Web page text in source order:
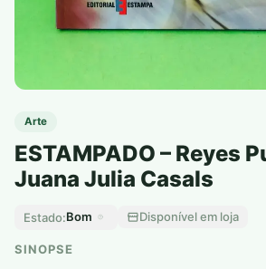
Arte
ESTAMPADO – Reyes
Juana Julia Casals
Estado:Bom Disponível em loja
SINOPSE